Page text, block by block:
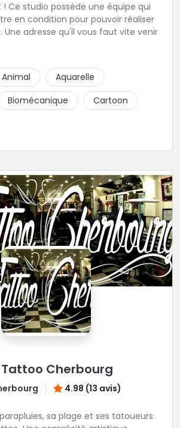
Ce studio possède une équipe qui
en condition pour pouvoir réaliser
Une adresse qu'il vous faut vite venir
Animal
Aquarelle
Biomécanique
Cartoon
Cherbourg
4.98 (13 avis)
sa plage et ses tatoueurs